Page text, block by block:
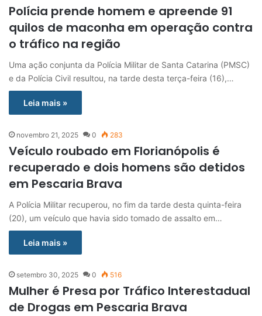
Polícia prende homem e apreende 91
quilos de maconha em operação contra
o tráfico na região
Uma ação conjunta da Polícia Militar de Santa Catarina (PMSC)
e da Polícia Civil resultou, na tarde desta terça-feira (16),…
Leia mais »
novembro 21, 2025 0 283
Veículo roubado em Florianópolis é
recuperado e dois homens são detidos
em Pescaria Brava
A Polícia Militar recuperou, no fim da tarde desta quinta-feira
(20), um veículo que havia sido tomado de assalto em…
Leia mais »
setembro 30, 2025 0 516
Mulher é Presa por Tráfico Interestadual
de Drogas em Pescaria Brava